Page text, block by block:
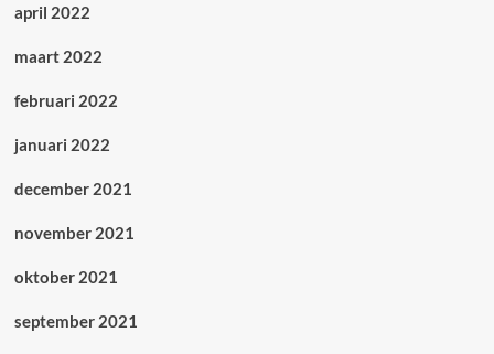
april 2022
maart 2022
februari 2022
januari 2022
december 2021
november 2021
oktober 2021
september 2021